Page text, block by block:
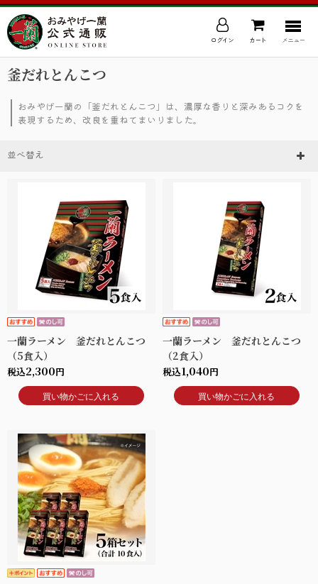
ログイン カート メニュー
釜だれとんこつ
おみやげ一蘭の「釜だれとんこつ」は、濃厚な香りと深みあるコクを
表現するため、改良を重ねてまいりました。
並べ替え
一蘭ラーメン 釜だれとんこつ
（5食入）
税込2,300円
買い物かごに入れる
一蘭ラーメン 釜だれとんこつ
（2食入）
税込1,040円
買い物かごに入れる